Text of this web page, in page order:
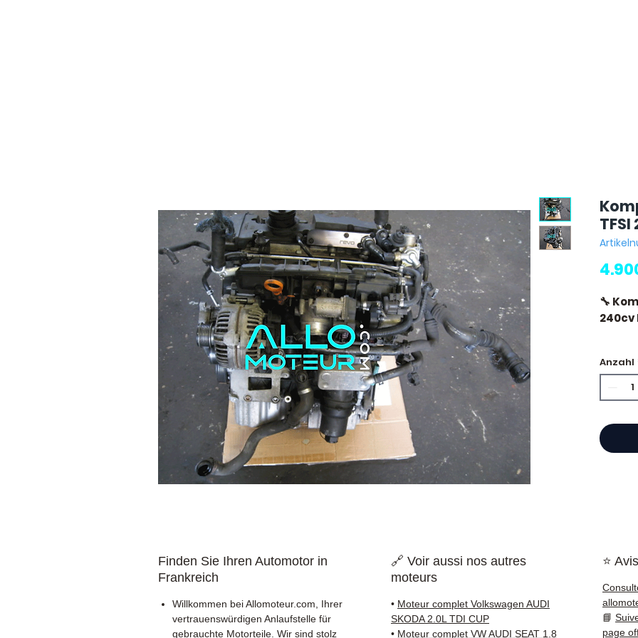
🔧
240cv
⭐
🇪🇺.
✅
Anzahl
Finden Sie Ihren Automotor in
Frankreich
Willkommen bei Allomoteur.com, Ihrer
vertrauenswürdigen Anlaufstelle für
gebrauchte Motorteile. Wir sind stolz
🔗 Voir aussi nos autres
moteurs
• Moteur complet Volkswagen AUDI
SKODA 2.0L TDI CUP
• Moteur complet VW AUDI SEAT 1.8
⭐
📘
page